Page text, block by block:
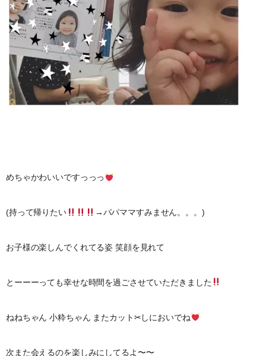
めちゃかわいいですっっっ
(持って帰りたい →パパママすみません。。。)
お子様の楽しんでくれてる姿 笑顔を見れて
とーーーっても幸せな時間を過ごさせていただきました
ねねちゃん 小粋ちゃん またカット✂︎しにおいでね
次また会えるのを楽しみにしてるよ〜〜